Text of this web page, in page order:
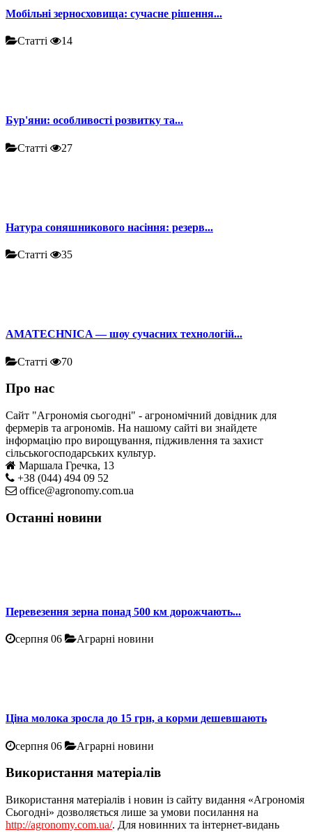
Мобільні зерносховища: сучасне рішення...
Статті 14
Бур'яни: особливості розвитку та...
Статті 27
Натура соняшникового насіння: резерв...
Статті 35
AMATECHNICA — шоу сучасних технологій...
Статті 70
Про нас
Сайт "Агрономія сьогодні" - агрономічний довідник для
фермерів та агрономів. На нашому сайті ви знайдете
інформацію про вирощування, підживлення та захист
сільськогосподарських культур.
Маршала Гречка, 13
+38 (044) 494 09 52
office@agronomy.com.ua
Останні новини
Перевезення зерна понад 500 км дорожчають...
серпня 06 Аграрні новини
Ціна молока зросла до 15 грн, а корми дешевшають
серпня 06 Аграрні новини
Використання матеріалів
Використання матеріалів і новин із сайту видання «Агрономія
Сьогодні» дозволяється лише за умови посилання на
http://agronomy.com.ua/. Для новинних та інтернет-видань